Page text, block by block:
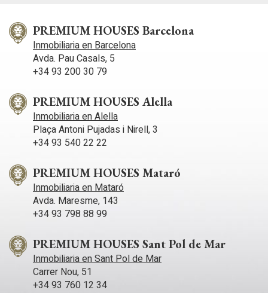
PREMIUM HOUSES Barcelona
Inmobiliaria en Barcelona
Avda. Pau Casals, 5
+34 93 200 30 79
PREMIUM HOUSES Alella
Inmobiliaria en Alella
Plaça Antoni Pujadas i Nirell, 3
+34 93 540 22 22
PREMIUM HOUSES Mataró
Inmobiliaria en Mataró
Avda. Maresme, 143
+34 93 798 88 99
PREMIUM HOUSES Sant Pol de Mar
Inmobiliaria en Sant Pol de Mar
Carrer Nou, 51
+34 93 760 12 34